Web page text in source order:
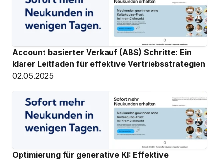
Account basierter Verkauf (ABS) Schritte: Ein
klarer Leitfaden für effektive Vertriebsstrategien
02.05.2025
Optimierung für generative KI: Effektive